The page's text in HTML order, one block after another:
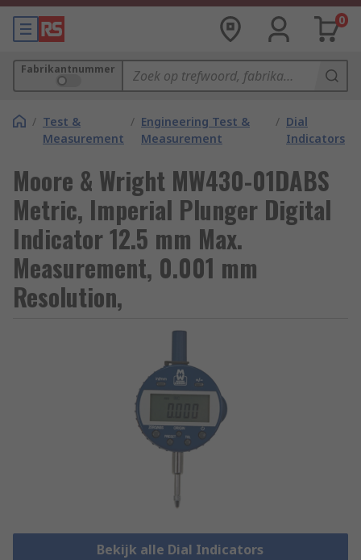
0
Fabrikantnummer
/ Test &
Measurement
/ Engineering Test &
Measurement
/ Dial
Indicators
Moore & Wright MW430-01DABS
Metric, Imperial Plunger Digital
Indicator 12.5 mm Max.
Measurement, 0.001 mm
Resolution,
Bekijk alle Dial Indicators